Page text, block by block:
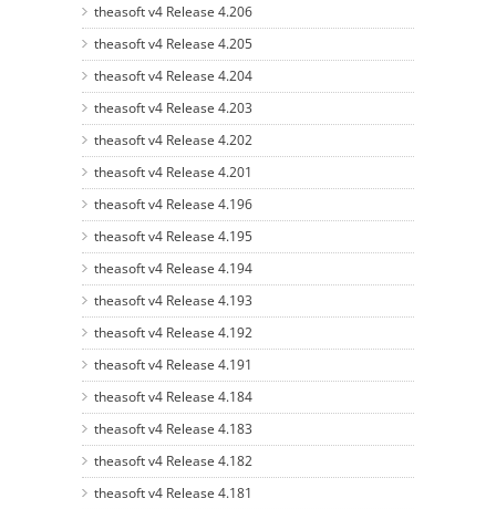
theasoft v4 Release 4.206
theasoft v4 Release 4.205
theasoft v4 Release 4.204
theasoft v4 Release 4.203
theasoft v4 Release 4.202
theasoft v4 Release 4.201
theasoft v4 Release 4.196
theasoft v4 Release 4.195
theasoft v4 Release 4.194
theasoft v4 Release 4.193
theasoft v4 Release 4.192
theasoft v4 Release 4.191
theasoft v4 Release 4.184
theasoft v4 Release 4.183
theasoft v4 Release 4.182
theasoft v4 Release 4.181